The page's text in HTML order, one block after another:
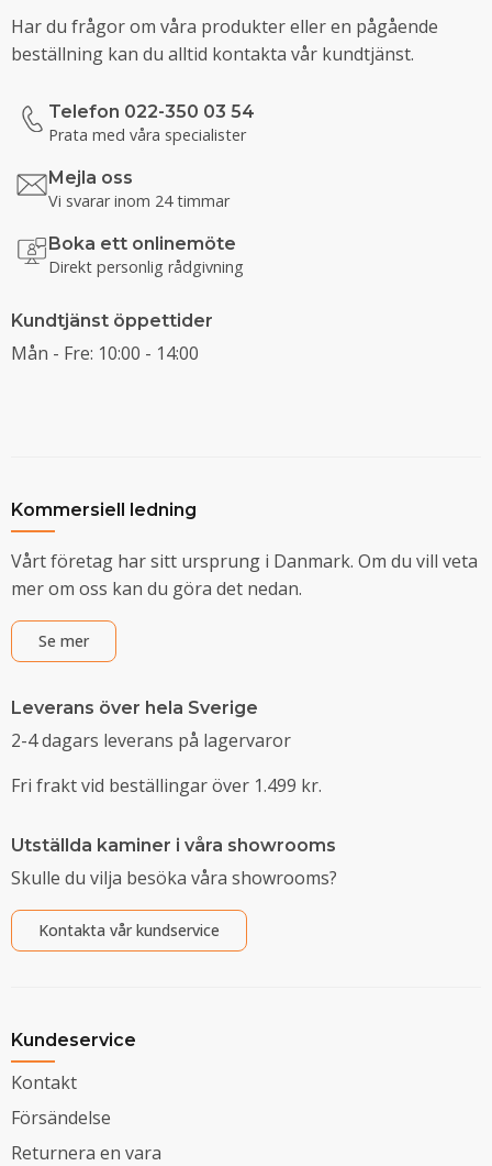
Har du frågor om våra produkter eller en pågående
beställning kan du alltid kontakta vår kundtjänst.
Telefon 022-350 03 54
Prata med våra specialister
Mejla oss
Vi svarar inom 24 timmar
Boka ett onlinemöte
Direkt personlig rådgivning
Kundtjänst öppettider
Mån - Fre: 10:00 - 14:00
Kommersiell ledning
Vårt företag har sitt ursprung i Danmark. Om du vill veta
mer om oss kan du göra det nedan.
Se mer
Leverans över hela Sverige
2-4 dagars leverans på lagervaror
Fri frakt vid beställingar över 1.499 kr.
Utställda kaminer i våra showrooms
Skulle du vilja besöka våra showrooms?
Kontakta vår kundservice
Kundeservice
Kontakt
Försändelse
Returnera en vara